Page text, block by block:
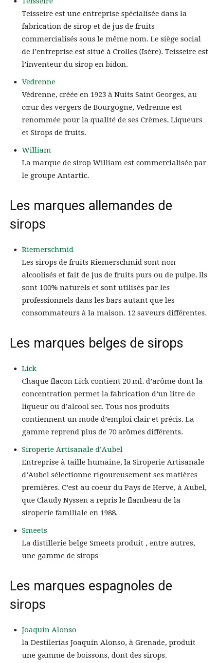
Teisseire est une entreprise spécialisée dans la
fabrication de sirop et de jus de fruits
commercialisés sous le même nom. Le siège social
de l’entreprise est situé à Crolles (Isère). Teisseire est
l’inventeur du sirop en bidon.
Vedrenne
Védrenne, créée en 1923 à Nuits Saint Georges, au
cœur des vergers de Bourgogne, Vedrenne est
renommée pour la qualité de ses Crèmes, Liqueurs
et Sirops de fruits.
William
La marque de sirop William est commercialisée par
le groupe Antartic.
Les marques allemandes de
sirops
Riemerschmid
Les sirops de fruits Riemerschmid sont non-
alcoolisés et fait de jus de fruits purs ou de pulpe. Ils
sont 100% naturels et sont utilisés par les
professionnels dans les bars autant que les
consommateurs à la maison. 12 saveurs différentes.
Les marques belges de sirops
Lick
Chaque flacon Lick contient 20 ml. d’arôme dont la
concentration permet la fabrication d’un litre de
liqueur ou d’alcool sec. Tous nos produits
contiennent un mode d’emploi clair et précis. La
gamme reprend plus de 70 arômes différents.
Siroperie Artisanale d’Aubel
Entreprise à taille humaine, la Siroperie Artisanale
d’Aubel sélectionne rigoureusement ses matières
premières. C’est au coeur du Pays de Herve, à Aubel,
que Claudy Nyssen a repris le flambeau de la
siroperie familiale en 1988.
Smeets
La distillerie belge Smeets produit , entre autres,
une gamme de sirops
Les marques espagnoles de
sirops
Joaquín Alonso
la Destilerías Joaquín Alonso, à Grenade, produit
une gamme de boissons, dont des sirops.